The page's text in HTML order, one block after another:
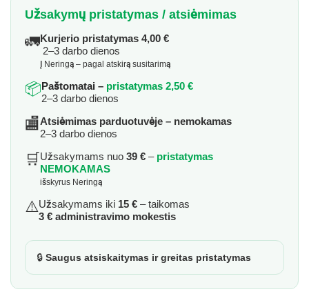
Užsakymų pristatymas / atsiėmimas
🚛Kurjerio pristatymas 4,00 €
2–3 darbo dienos
Į Neringą – pagal atskirą susitarimą
📦Paštomatai – pristatymas 2,50 €
2–3 darbo dienos
🏬Atsiėmimas parduotuvėje – nemokamas
2–3 darbo dienos
🛒Užsakymams nuo 39 € – pristatymas
NEMOKAMAS
išskyrus Neringą
⚠️Užsakymams iki 15 € – taikomas
3 € administravimo mokestis
🔒 Saugus atsiskaitymas ir greitas pristatymas